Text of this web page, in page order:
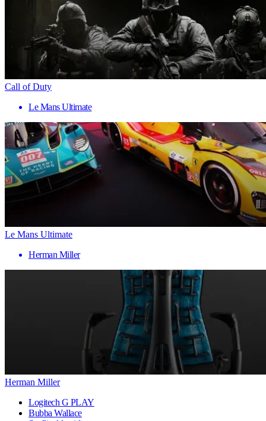
Call of Duty
Le Mans Ultimate
Le Mans Ultimate
Herman Miller
Herman Miller
Logitech G PLAY
Bubba Wallace